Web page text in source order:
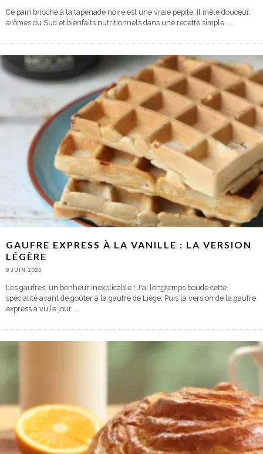
Ce pain brioché à la tapenade noire est une vraie pépite. Il mêle douceur,
arômes du Sud et bienfaits nutritionnels dans une recette simple
GAUFRE EXPRESS À LA VANILLE : LA VERSION
LÉGÈRE
8 JUIN 2025
Les gaufres, un bonheur inexplicable ! J'ai longtemps boudé cette
spécialité avant de goûter à la gaufre de Liège. Puis la version de la gaufre
express a vu le jour...